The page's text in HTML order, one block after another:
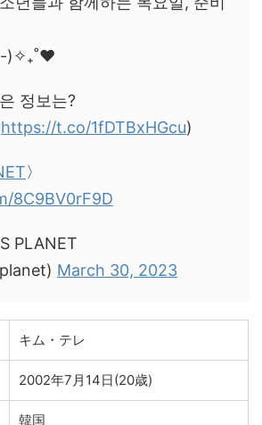
)✧₊˚❤️
정보는?
https://t.co/1fDTBxHGcu)
〉
8C9BV0rF9D
PLANET
March 30, 2023
キム・テレ
2002年7月14日(20歳)
韓国